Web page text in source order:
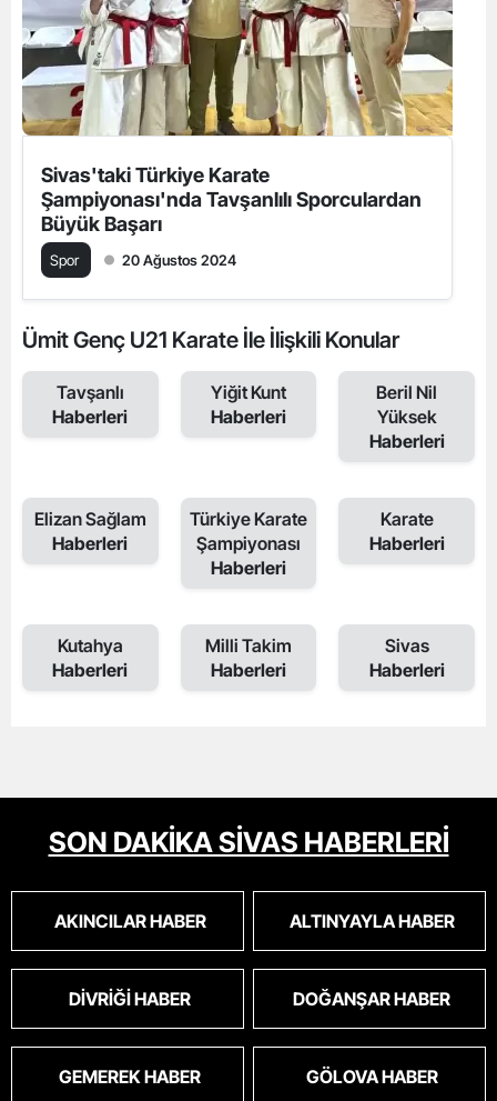
Sivas'taki Türkiye Karate
Şampiyonası'nda Tavşanlılı Sporculardan
Büyük Başarı
Spor 20 Ağustos 2024
Ümit Genç U21 Karate İle İlişkili Konular
Tavşanlı
Haberleri
Yiğit Kunt
Haberleri
Beril Nil
Yüksek
Haberleri
Elizan Sağlam
Haberleri
Türkiye Karate
Şampiyonası
Haberleri
Karate
Haberleri
Kutahya
Haberleri
Milli Takim
Haberleri
Sivas
Haberleri
SON DAKİKA SİVAS HABERLERİ
AKINCILAR HABER ALTINYAYLA HABER
DIVRIĞI HABER DOĞANŞAR HABER
GEMEREK HABER GÖLOVA HABER